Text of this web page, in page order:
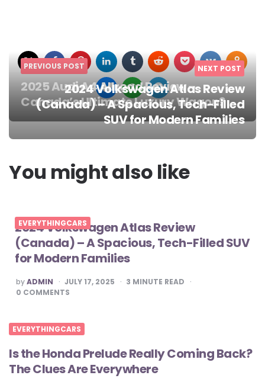
Post
navigation
PREVIOUS POST
2025 Audi A4 Allroad Review –
Canada’s Ultimate Luxury Wagon?
NEXT POST
2024 Volkswagen Atlas Review
(Canada) – A Spacious, Tech-Filled
SUV for Modern Families
You might also like
EVERYTHINGCARS
2024 Volkswagen Atlas Review
(Canada) – A Spacious, Tech-Filled SUV
for Modern Families
POSTED
BY
byADMIN JULY 17, 2025 3 MINUTE READ
0 COMMENTS
EVERYTHINGCARS
Is the Honda Prelude Really Coming Back?
The Clues Are Everywhere